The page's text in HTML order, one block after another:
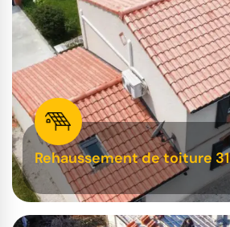
Rehaussement de toiture 31